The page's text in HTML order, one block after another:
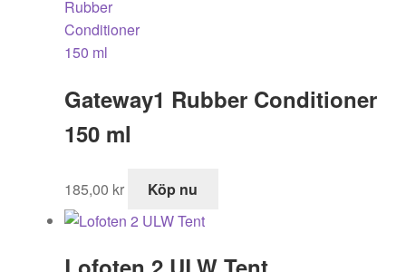
Gateway1 Rubber Conditioner
150 ml
185,00 kr Köp nu